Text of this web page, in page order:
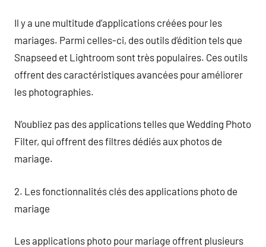
Il y a une multitude d’applications créées pour les
mariages. Parmi celles-ci, des outils d’édition tels que
Snapseed et Lightroom sont très populaires. Ces outils
offrent des caractéristiques avancées pour améliorer
les photographies.
N’oubliez pas des applications telles que Wedding Photo
Filter, qui offrent des filtres dédiés aux photos de
mariage.
2. Les fonctionnalités clés des applications photo de
mariage
Les applications photo pour mariage offrent plusieurs